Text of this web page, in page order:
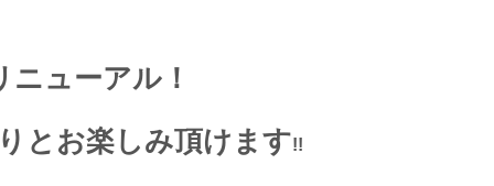
ニューアル！
とお楽しみ頂けます!!